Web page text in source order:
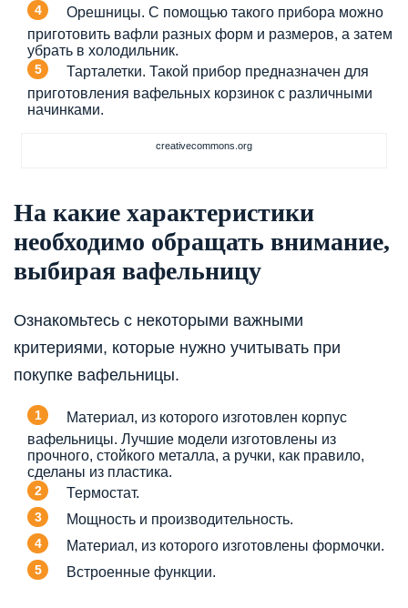
Орешницы. С помощью такого прибора можно
приготовить вафли разных форм и размеров, а затем
убрать в холодильник.
Тарталетки. Такой прибор предназначен для
приготовления вафельных корзинок с различными
начинками.
creativecommons.org
На какие характеристики
необходимо обращать внимание,
выбирая вафельницу
Ознакомьтесь с некоторыми важными
критериями, которые нужно учитывать при
покупке вафельницы.
Материал, из которого изготовлен корпус
вафельницы. Лучшие модели изготовлены из
прочного, стойкого металла, а ручки, как правило,
сделаны из пластика.
Термостат.
Мощность и производительность.
Материал, из которого изготовлены формочки.
Встроенные функции.